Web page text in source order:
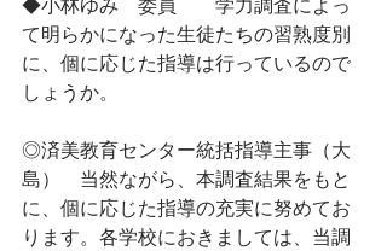
て明らかになった生徒たちの習熟度別
に、個に応じた指導は行っているので
しょうか。
◎済美教育センター統括指導主事（大
島）　当然ながら、本調査結果をもと
に、個に応じた指導の充実に努めてお
ります。各学校におきましては、当調